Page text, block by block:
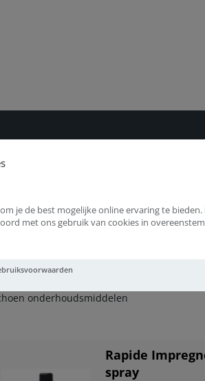
je de best mogelijke online ervaring te
met ons gebruik van cookies in
onderhoudsmiddelen
Rapide
spray